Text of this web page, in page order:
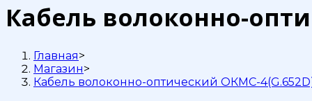
quantity
Кабель волоконно-
Главная>
Магазин>
Кабель волоконно-оптический ОКМС-